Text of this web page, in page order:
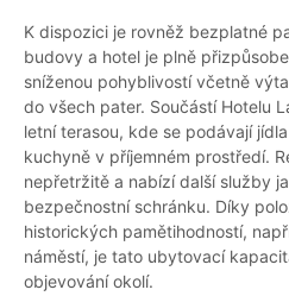
K dispozici je rovněž bezplatné
budovy a hotel je plně
sníženou pohyblivostí včetně
do všech pater. Součástí Hotelu
letní terasou, kde se podávají
kuchyně v příjemném prostředí.
nepřetržitě a nabízí další služby
bezpečnostní schránku. Díky
historických pamětihodností,
náměstí, je tato ubytovací
objevování okolí.